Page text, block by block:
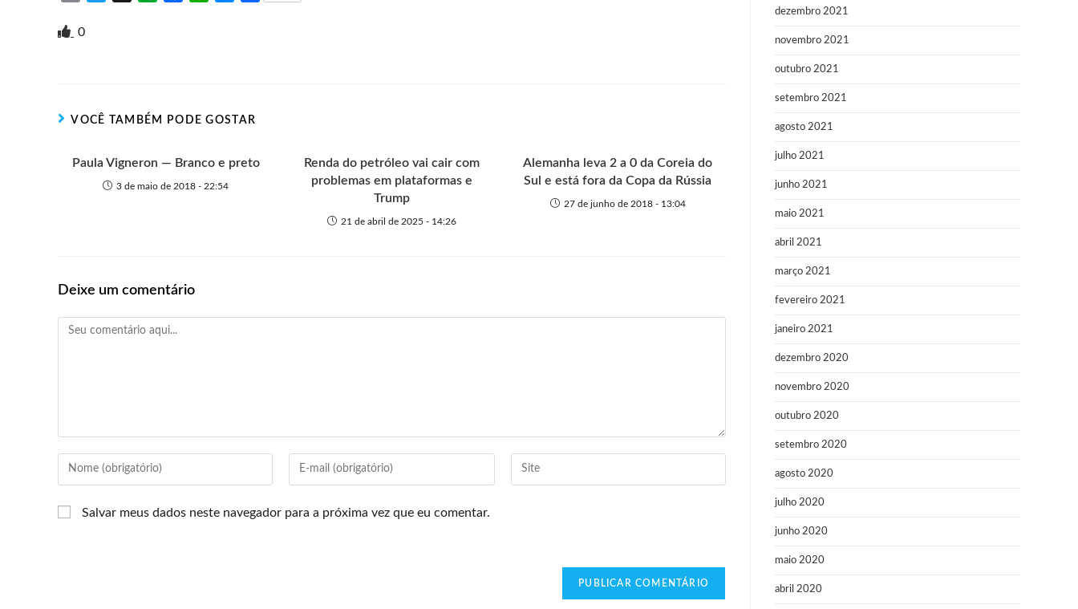
i
e
k
p
e
0
VOCÊ TAMBÉM PODE GOSTAR
Paula Vigneron — Branco e preto
3 de maio de 2018 - 22:54
Renda do petróleo vai cair com
problemas em plataformas e
Trump
21 de abril de 2025 - 14:26
Alemanha leva 2 a 0 da Coreia do
Sul e está fora da Copa da Rússia
27 de junho de 2018 - 13:04
Deixe um comentário
Salvar meus dados neste navegador para a próxima vez que eu comentar.
dezembro 2021
novembro 2021
outubro 2021
setembro 2021
agosto 2021
julho 2021
junho 2021
maio 2021
abril 2021
março 2021
fevereiro 2021
janeiro 2021
dezembro 2020
novembro 2020
outubro 2020
setembro 2020
agosto 2020
julho 2020
junho 2020
maio 2020
abril 2020